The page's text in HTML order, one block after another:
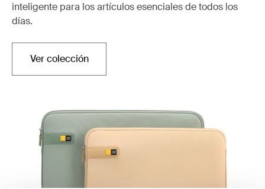
inteligente para los artículos esenciales de todos los
días.
Ver colección